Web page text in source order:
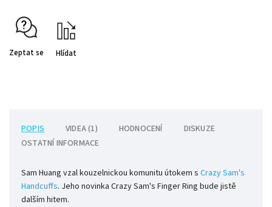
Zeptat se Hlídat
POPIS VIDEA (1) HODNOCENÍ
DISKUZE
OSTATNÍ INFORMACE
Sam Huang vzal kouzelnickou komunitu útokem s Crazy Sam's
Handcuffs. Jeho novinka Crazy Sam's Finger Ring bude jistě
dalším hitem.